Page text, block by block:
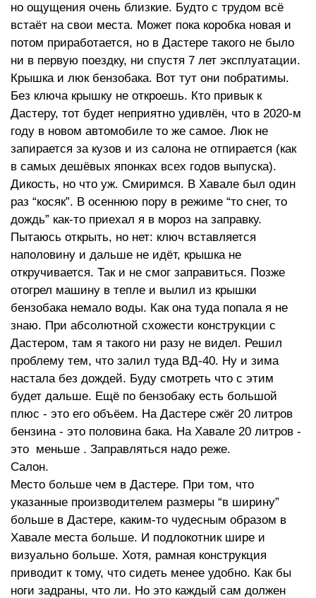
но ощущения очень близкие. Будто с трудом всё
встаёт на свои места. Может пока коробка новая и
потом приработается, но в Дастере такого не было
ни в первую поездку, ни спустя 7 лет эксплуатации.
Крышка и люк бензобака. Вот тут они побратимы.
Без ключа крышку не откроешь. Кто привык к
Дастеру, тот будет неприятно удивлён, что в 2020-м
году в новом автомобиле то же самое. Люк не
запирается за кузов и из салона не отпирается (как
в самых дешёвых японках всех годов выпуска).
Дикость, но что уж. Смиримся. В Хавале был один
раз “косяк”. В осеннюю пору в режиме “то снег, то
дождь” как-то приехал я в мороз на заправку.
Пытаюсь открыть, но нет: ключ вставляется
наполовину и дальше не идёт, крышка не
откручивается. Так и не смог заправиться. Позже
отогрел машину в тепле и вылил из крышки
бензобака немало воды. Как она туда попала я не
знаю. При абсолютной схожести конструкции с
Дастером, там я такого ни разу не видел. Решил
проблему тем, что залил туда ВД-40. Ну и зима
настала без дождей. Буду смотреть что с этим
будет дальше. Ещё по бензобаку есть большой
плюс - это его объёем. На Дастере сжёг 20 литров
бензина - это половина бака. На Хавале 20 литров -
это меньше . Заправляться надо реже.
Салон.
Место больше чем в Дастере. При том, что
указанные производителем размеры “в ширину”
больше в Дастере, каким-то чудесным образом в
Хавале места больше. И подлокотник шире и
визуально больше. Хотя, рамная конструкция
приводит к тому, что сидеть менее удобно. Как бы
ноги задраны, что ли. Но это каждый сам должен